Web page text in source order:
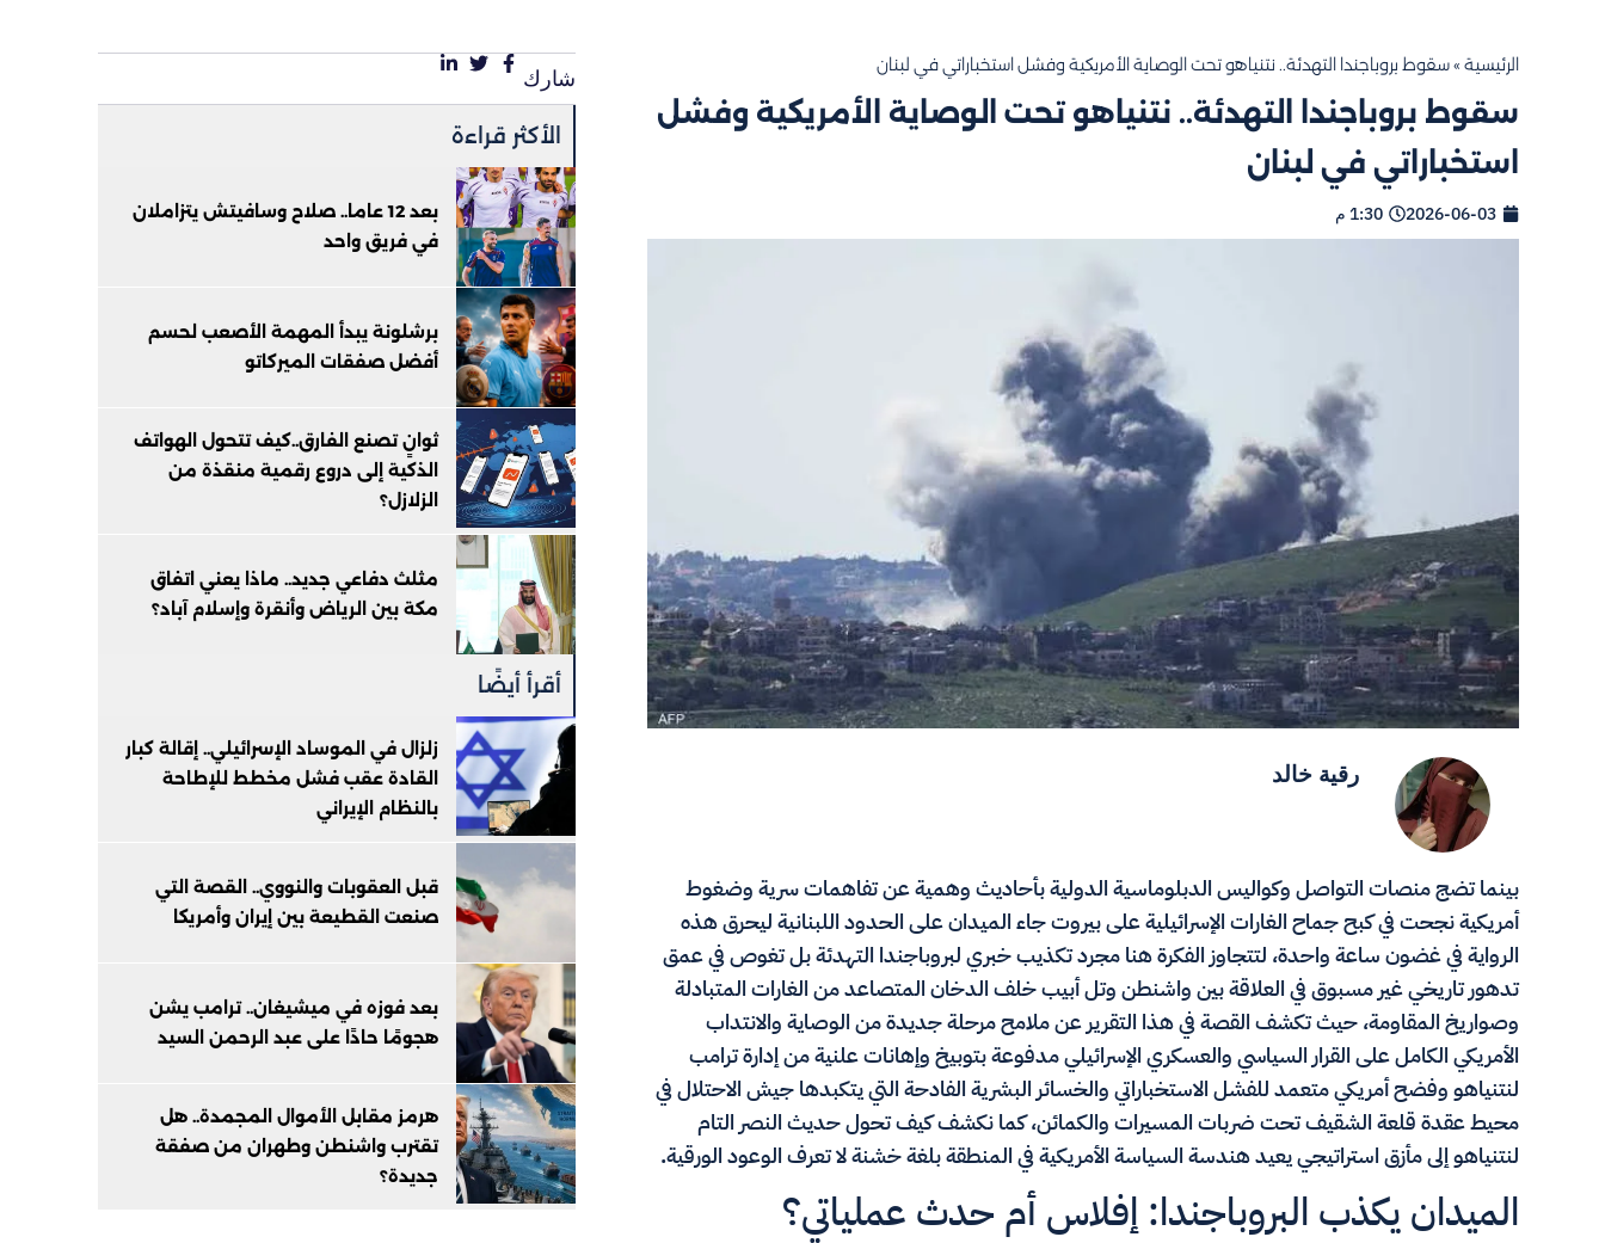
الرئيسية »سقوط بروباجندا التهدئة.. نتنياهو تحت الوصاية الأمريكية وفشل استخباراتي في لبنان
سقوط بروباجندا التهدئة.. نتنياهو تحت الوصاية الأمريكية وفشل
استخباراتي في لبنان
2026-06-03 1:30 م
رقية خالد
بينما تضج منصات التواصل وكواليس الدبلوماسية الدولية بأحاديث وهمية عن تفاهمات سرية وضغوط
أمريكية نجحت في كبح جماح الغارات الإسرائيلية على بيروت جاء الميدان على الحدود اللبنانية ليحرق هذه
الرواية في غضون ساعة واحدة، لتتجاوز الفكرة هنا مجرد تكذيب خبري لبروباجندا التهدئة بل تغوص في عمق
تدهور تاريخي غير مسبوق في العلاقة بين واشنطن وتل أبيب خلف الدخان المتصاعد من الغارات المتبادلة
وصواريخ المقاومة، حيث تكشف القصة في هذا التقرير عن ملامح مرحلة جديدة من الوصاية والانتداب
الأمريكي الكامل على القرار السياسي والعسكري الإسرائيلي مدفوعة بتوبيخ وإهانات علنية من إدارة ترامب
لنتنياهو وفضح أمريكي متعمد للفشل الاستخباراتي والخسائر البشرية الفادحة التي يتكبدها جيش الاحتلال في
محيط عقدة قلعة الشقيف تحت ضربات المسيرات والكمائن، كما نكشف كيف تحول حديث النصر التام
لنتنياهو إلى مأزق استراتيجي يعيد هندسة السياسة الأمريكية في المنطقة بلغة خشنة لا تعرف الوعود الورقية.
الميدان يكذب البروباجندا: إفلاس أم حدث عملياتي؟
شارك
الأكثر قراءة
بعد 12 عاما.. صلاح وسافيتش يتزاملان
في فريق واحد
برشلونة يبدأ المهمة الأصعب لحسم
أفضل صفقات الميركاتو
ثوانٍ تصنع الفارق..كيف تتحول الهواتف
الذكية إلى دروع رقمية منقذة من
الزلازل؟
مثلث دفاعي جديد.. ماذا يعني اتفاق
مكة بين الرياض وأنقرة وإسلام آباد؟
أقرأ أيضًا
زلزال في الموساد الإسرائيلي.. إقالة كبار
القادة عقب فشل مخطط للإطاحة
بالنظام الإيراني
قبل العقوبات والنووي.. القصة التي
صنعت القطيعة بين إيران وأمريكا
بعد فوزه في ميشيغان.. ترامب يشن
هجومًا حادًا على عبد الرحمن السيد
هرمز مقابل الأموال المجمدة.. هل
تقترب واشنطن وطهران من صفقة
جديدة؟